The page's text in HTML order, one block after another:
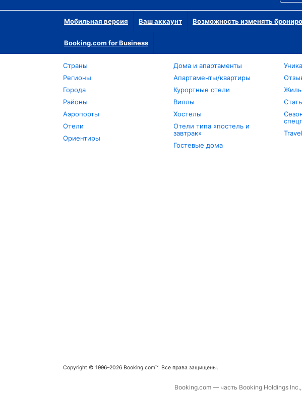
Мобильная версия Ваш аккаунт Возможность изменять
Booking.com for Business
Страны
Регионы
Города
Районы
Аэропорты
Отели
Ориентиры
Дома и апартаменты
Апартаменты/квартиры
Курортные отели
Виллы
Хостелы
Отели типа «постель и
завтрак»
Гостевые дома
Copyright © 1996–2026 Booking.com™. Все права защищены.
Booking.com — часть Booking Holdings